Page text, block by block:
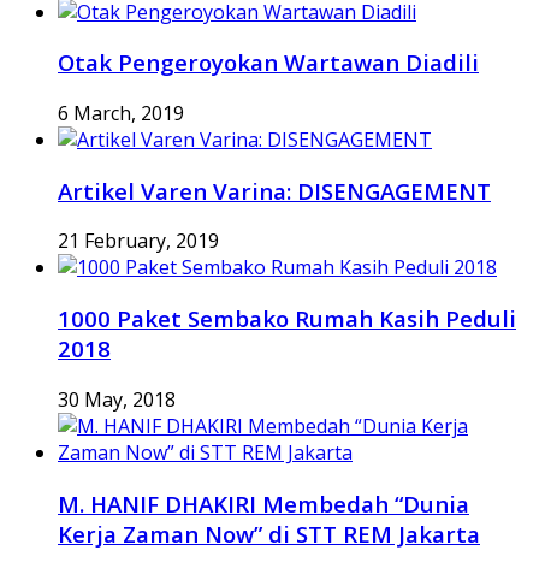
Otak Pengeroyokan Wartawan Diadili
6 March, 2019
Artikel Varen Varina: DISENGAGEMENT
21 February, 2019
1000 Paket Sembako Rumah Kasih Peduli
2018
30 May, 2018
M. HANIF DHAKIRI Membedah “Dunia
Kerja Zaman Now” di STT REM Jakarta